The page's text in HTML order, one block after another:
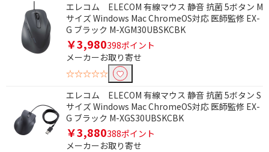
エレコム ELECOM 有線マウス 静音 抗菌 5ボタン M
サイズ Windows Mac ChromeOS対応 医師監修 EX-
G ブラック M-XGM30UBSKCBK
￥3,980398ポイント
メーカーお取り寄せ
☆☆☆☆☆
エレコム ELECOM 有線マウス 静音 抗菌 5ボタン S
サイズ Windows Mac ChromeOS対応 医師監修 EX-
G ブラック M-XGS30UBSKCBK
￥3,880388ポイント
メーカーお取り寄せ
条件で絞り込む
フリーワードで絞り込む
除外する
除外する にチェックを入れると、指定したワード
を除外して検索します。